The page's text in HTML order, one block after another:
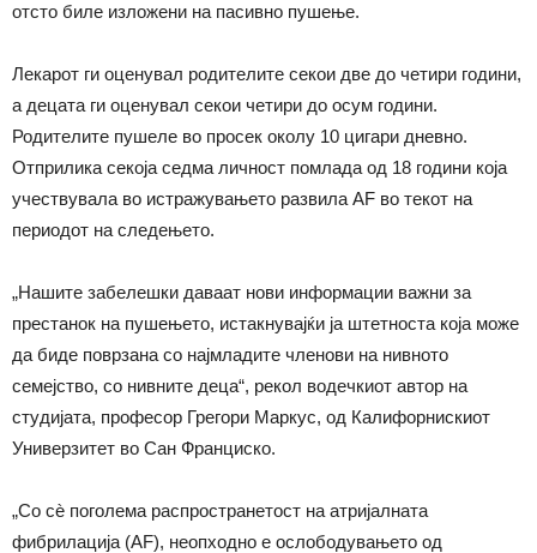
отсто биле изложени на пасивно пушење.
Лекарот ги оценувал родителите секои две до четири години,
а децата ги оценувал секои четири до осум години.
Родителите пушеле во просек околу 10 цигари дневно.
Отприлика секоја седма личност помлада од 18 години која
учествувала во истражувањето развила AF во текот на
периодот на следењето.
„Нашите забелешки даваат нови информации важни за
престанок на пушењето, истакнувајќи ја штетноста која може
да биде поврзана со најмладите членови на нивното
семејство, со нивните деца“, рекол водечкиот автор на
студијата, професор Грегори Маркус, од Калифорнискиот
Универзитет во Сан Франциско.
„Со сѐ поголема распространетост на атријалната
фибрилација (AF), неопходно е ослободувањето од